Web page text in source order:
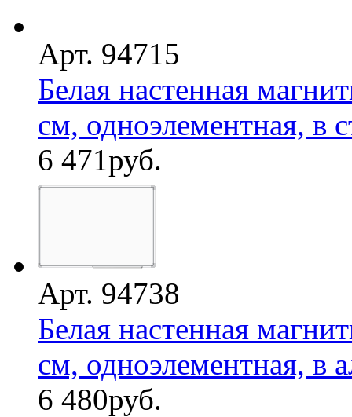
Арт. 94715
Белая настенная
см, одноэлементная, в
6 471руб.
Арт. 94738
Белая настенная
см, одноэлементная, в
6 480руб.